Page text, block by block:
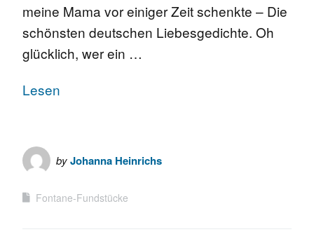
meine Mama vor einiger Zeit schenkte – Die
schönsten deutschen Liebesgedichte. Oh
glücklich, wer ein …
Lesen
byJohanna Heinrichs
Fontane-Fundstücke